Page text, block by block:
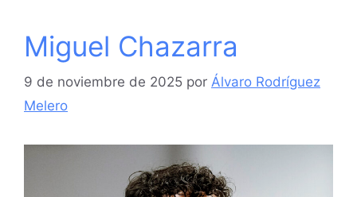
Miguel Chazarra
9 de noviembre de 2025 por Álvaro Rodríguez
Melero